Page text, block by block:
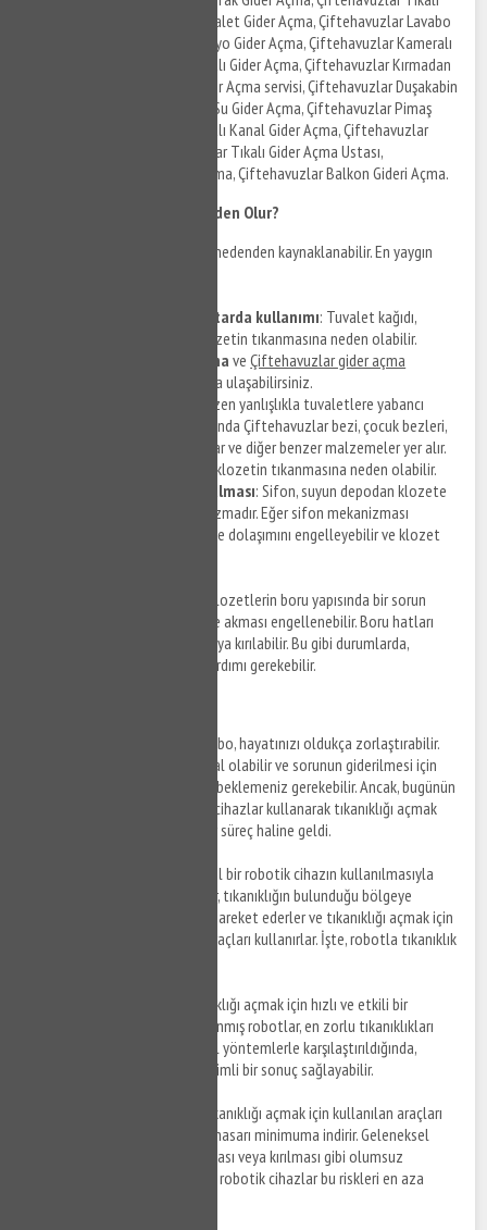
Gider Açma, Çiftehavuzlar Tuvalet Gider Açma, Çiftehavuzlar Lavabo
Gider Açma, Çiftehavuzlar Banyo Gider Açma, Çiftehavuzlar Kameralı
Gider Açma, Çiftehavuzlar Tıkalı Gider Açma, Çiftehavuzlar Kırmadan
Gider Açma, Çiftehavuzlar Gider Açma servisi, Çiftehavuzlar Duşakabin
Gider Açma, Çiftehavuzlar Pis Su Gider Açma, Çiftehavuzlar Pimaş
Gider Açma, Çiftehavuzlar Tıkalı Kanal Gider Açma, Çiftehavuzlar
Kanal Gider Açma, Çiftehavuzlar Tıkalı Gider Açma Ustası,
Çiftehavuzlar Klozet Gider Açma, Çiftehavuzlar Balkon Gideri Açma.
Klozet Tıkanıklığı Neden Olur?
Klozet tıkanıklığı birçok farklı nedenden kaynaklanabilir. En yaygın
Tuvalet kağıdının fazla miktarda kullanımı: Tuvalet kağıdı,
zamanla borulara birikerek klozetin tıkanmasına neden olabilir.
Çiftehavuzlar tıkanıklık açma veÇiftehavuzlar gider açma
servisleri ile hizmet detaylarına ulaşabilirsiniz.
: İnsanlar bazen yanlışlıkla tuvaletlere yabancı
cisimler atabilirler. Bunlar arasında Çiftehavuzlar bezi, çocuk bezleri,
hijyen pedleri, pamuklu çubuklar ve diğer benzer malzemeler yer alır.
Bu nesneler, borulara sıkışarak klozetin tıkanmasına neden olabilir.
Sifon mekanizmasının bozulması: Sifon, suyun depodan klozete
akmasını kontrol eden mekanizmadır. Eğer sifon mekanizması
bozulursa, suyun normal şekilde dolaşımını engelleyebilir ve klozet
: Klozetlerin boru yapısında bir sorun
olduğunda, suyun doğru şekilde akması engellenebilir. Boru hatları
çeşitli nedenlerle tıkanabilir veya kırılabilir. Bu gibi durumlarda,
profesyonel bir tesisatçının yardımı gerekebilir.
Tıkanmış bir tuvalet ya da lavabo, hayatınızı oldukça zorlaştırabilir.
Tesisatçı çağırmak pahalıya mal olabilir ve sorunun giderilmesi için
birkaç saat ya da hatta günler beklemeniz gerekebilir. Ancak, bugünün
teknolojisi sayesinde, robotik cihazlar kullanarak tıkanıklığı açmak
artık çok daha kolay ve hızlı bir süreç haline geldi.
, özel bir robotik cihazın kullanılmasıyla
yapılan bir işlemdir. Bu robotlar, tıkanıklığın bulunduğu bölgeye
gönderilen bir kablo üzerinde hareket ederler ve tıkanıklığı açmak için
yüksek basınçlı su veya diğer araçları kullanırlar. İşte, robotla tıkanıklık
: Robotlar, tıkanıklığı açmak için hızlı ve etkili bir
yöntemdir. Özel olarak tasarlanmış robotlar, en zorlu tıkanıklıkları
bile açabilmektedir. Geleneksel yöntemlerle karşılaştırıldığında,
robotlar daha hızlı ve daha verimli bir sonuç sağlayabilir.
: Robotların, tıkanıklığı açmak için kullanılan araçları
kontrol edebilme yetenekleri, hasarı minimuma indirir. Geleneksel
yöntemlerde, boruların çatlaması veya kırılması gibi olumsuz
sonuçlar ortaya çıkabilir, ancak robotik cihazlar bu riskleri en aza